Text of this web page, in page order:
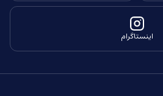
اینستاگرام